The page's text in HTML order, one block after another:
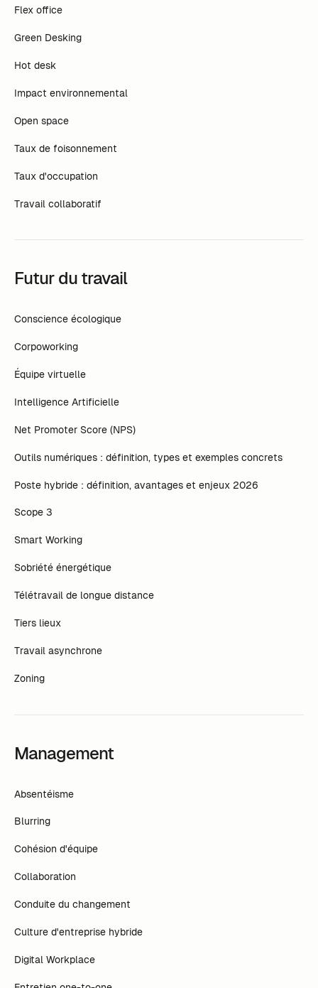
Flex office
Green Desking
Hot desk
Impact environnemental
Open space
Taux de foisonnement
Taux d'occupation
Travail collaboratif
Futur du travail
Conscience écologique
Corpoworking
Équipe virtuelle
Intelligence Artificielle
Net Promoter Score (NPS)
Outils numériques : définition, types et exemples concrets
Poste hybride : définition, avantages et enjeux 2026
Scope 3
Smart Working
Sobriété énergétique
Télétravail de longue distance
Tiers lieux
Travail asynchrone
Zoning
Management
Absentéisme
Blurring
Cohésion d'équipe
Collaboration
Conduite du changement
Culture d'entreprise hybride
Digital Workplace